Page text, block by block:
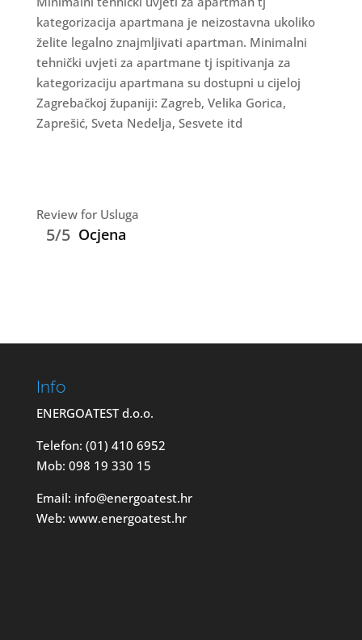
kategorizacija apartmana je neizostavna ukoliko
želite legalno znajmljivati apartman. Minimalni
tehnički uvjeti za apartmane tj ispitivanja za
kategorizaciju apartmana su dostupni u cijeloj
Zagrebačkoj županiji: Zagreb, Velika Gorica,
Zaprešić, Sveta Nedelja, Sesvete itd
Review for Usluga
5/5 Ocjena
Info
ENERGOATEST d.o.o.
Telefon: (01) 410 6952
Mob: 098 19 330 15
Email: info@energoatest.hr
Web: www.energoatest.hr